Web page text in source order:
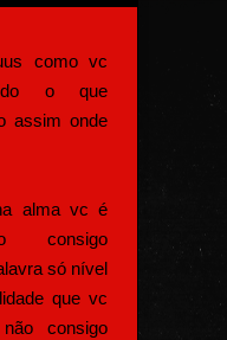
como vc
o que
assim onde
alma vc é
consigo
só nível
que vc
consigo